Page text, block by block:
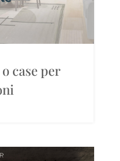
case per